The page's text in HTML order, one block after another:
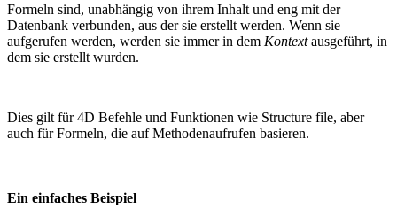
Formeln sind, unabhängig von ihrem Inhalt und eng mit der
Datenbank verbunden, aus der sie erstellt werden. Wenn sie
aufgerufen werden, werden sie immer in dem Kontextausgeführt, in
dem sie erstellt wurden.
Dies gilt für 4D Befehle und Funktionen wie Structure file, aber
auch für Formeln, die auf Methodenaufrufen basieren.
Ein einfaches Beispiel